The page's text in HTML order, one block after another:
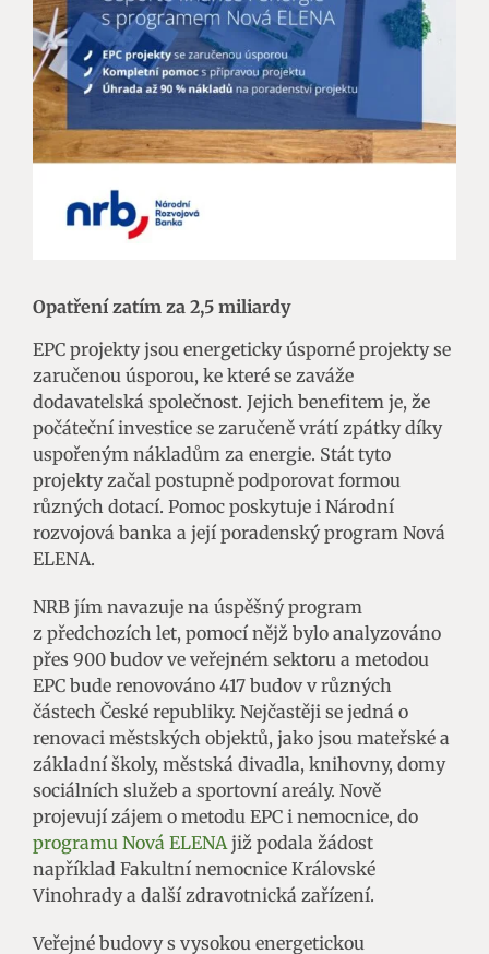
Opatření zatím za 2,5 miliardy
EPC projekty jsou energeticky úsporné projekty se
zaručenou úsporou, ke které se zaváže
dodavatelská společnost. Jejich benefitem je, že
počáteční investice se zaručeně vrátí zpátky díky
uspořeným nákladům za energie. Stát tyto
projekty začal postupně podporovat formou
různých dotací. Pomoc poskytuje i Národní
rozvojová banka a její poradenský program Nová
ELENA.
NRB jím navazuje na úspěšný program
z předchozích let, pomocí nějž bylo analyzováno
přes 900 budov ve veřejném sektoru a metodou
EPC bude renovováno 417 budov v různých
částech České republiky. Nejčastěji se jedná o
renovaci městských objektů, jako jsou mateřské a
základní školy, městská divadla, knihovny, domy
sociálních služeb a sportovní areály. Nově
projevují zájem o metodu EPC i nemocnice, do
programu Nová ELENAjiž podala žádost
například Fakultní nemocnice Královské
Vinohrady a další zdravotnická zařízení.
Veřejné budovy s vysokou energetickou